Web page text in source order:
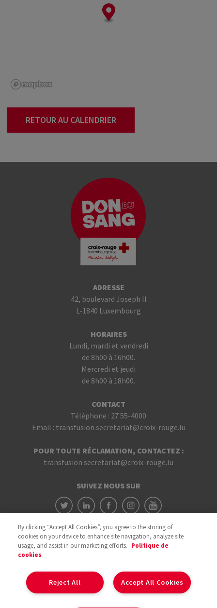
RETOUR AU CALENDRIER
ADRESSE
42, boulevard Joseph II
L-1840 Luxembourg
HORAIRES
Lundi, mardi et vendredi
de 8h00 à 16h00.
Mercredi et jeudi
de 8h00 à 18h00.
CONTACT
Téléphone : 27 55-4000
Email : transfusion.secretariat@croix-rouge.lu
POUR TOUTE RÉCLAMATION, CONTACTEZ :
transfusion.secretariat@croix-rouge.lu
SUIVEZ NOUS SUR
By clicking “Accept All Cookies”, you agree to the storing of
cookies on your device to enhance site navigation, analyze site
usage, and assist in our marketing efforts. Politique de
cookies
Accept All Cookies
Reject All